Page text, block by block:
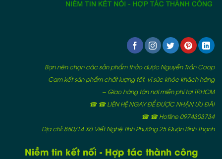
Bạn nên chọn các sản phẩm thảo dược Nguyễn Trần Coop
– Cam kết sản phẩm chất lượng tốt, vì sức khỏe khách hàng
– Giao hàng tận nơi miễn phí tại TP.HCM
☎ ☎ LIÊN HỆ NGAY ĐỂ ĐƯỢC NHẬN ƯU ĐÃI
☎ ☎ Hotline 0974303734
Địa chỉ: 860/14 Xô Viết Nghệ Tĩnh Phường 25 Quận Bình Thạnh
Niềm tin kết nối - Hợp tác thành công